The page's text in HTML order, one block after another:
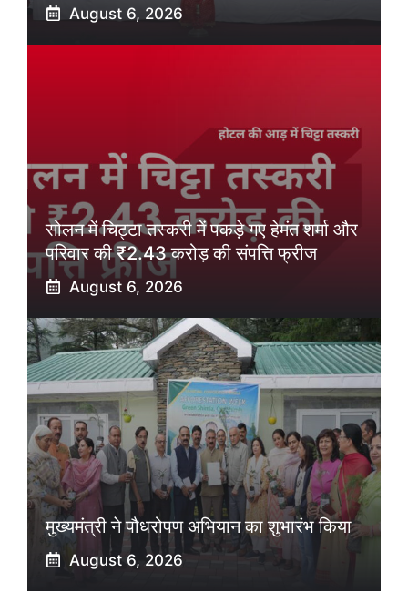
August 6, 2026
सोलन में चिट्टा तस्करी में पकड़े गए हेमंत शर्मा और
परिवार की ₹2.43 करोड़ की संपत्ति फ्रीज
August 6, 2026
मुख्यमंत्री ने पौधरोपण अभियान का शुभारंभ किया
August 6, 2026